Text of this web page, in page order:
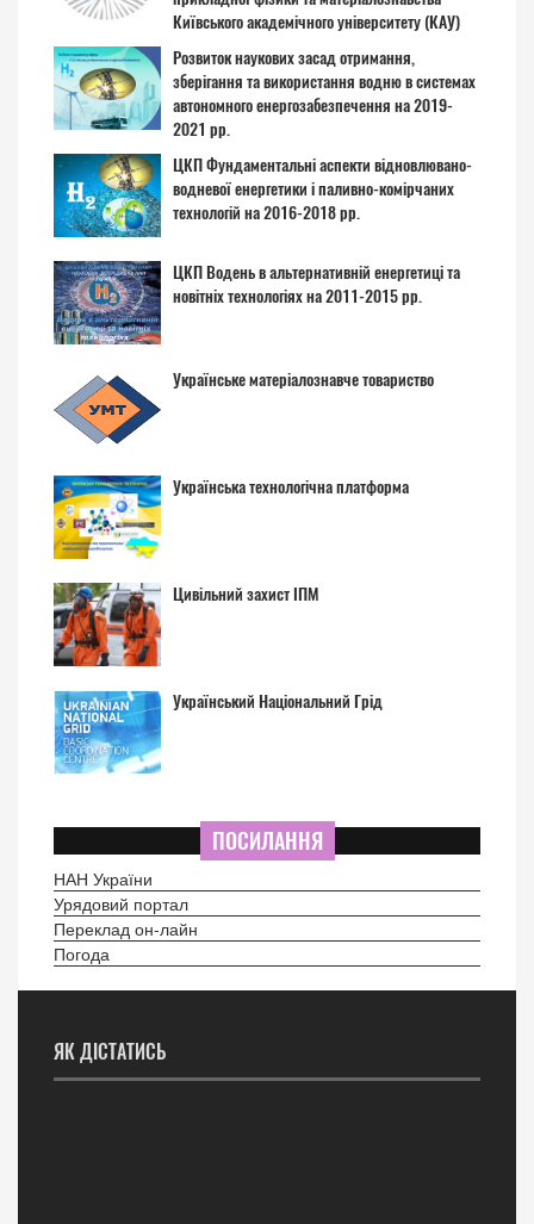
Київського академічного університету (КАУ)
Розвиток наукових засад отримання,
зберігання та використання водню в системах
автономного енергозабезпечення на 2019-
2021 рр.
ЦКП Фундаментальні аспекти відновлювано-
водневої енергетики і паливно-комірчаних
технологій на 2016-2018 рр.
ЦКП Водень в альтернативній енергетиці та
новітніх технологіях на 2011-2015 рр.
Українське матеріалознавче товариство
Українська технологічна платформа
Цивільний захист ІПМ
Український Національний Грід
ПОСИЛАННЯ
НАН України
Урядовий портал
Переклад он-лайн
Погода
ЯК ДІСТАТИСЬ